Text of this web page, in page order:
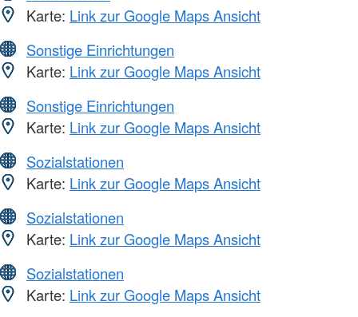
Karte: Link zur Google Maps Ansicht
Sonstige Einrichtungen
Karte: Link zur Google Maps Ansicht
Sonstige Einrichtungen
Karte: Link zur Google Maps Ansicht
Sozialstationen
Karte: Link zur Google Maps Ansicht
Sozialstationen
Karte: Link zur Google Maps Ansicht
Sozialstationen
Karte: Link zur Google Maps Ansicht